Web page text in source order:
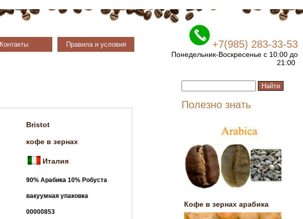
Контакты Правила и условия +7(985) 283-33-53
Понедельник-Воскресенье с 10:00 до
21:00
Bristot
кофе в зернах
Италия
90% Арабика 10% Робуста
вакуумная упаковка
00000853
Полезно знать
Кофе в зернах арабика